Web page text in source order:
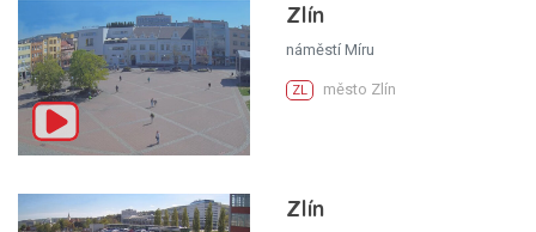
Zlín
náměstí Míru
ZL město Zlín
Zlín